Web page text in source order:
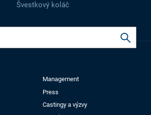
Švestkový koláč
Management
Press
Castingy a výzvy